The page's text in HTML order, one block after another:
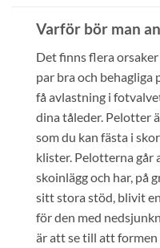
Varför bör man
Det finns flera
par bra och
få avlastning i
dina tåleder. Pelotter
som du kan fästa i
klister. Pelotterna går
skoinlägg och har, på
sitt stora stöd, blivit
för den med
är att se till att